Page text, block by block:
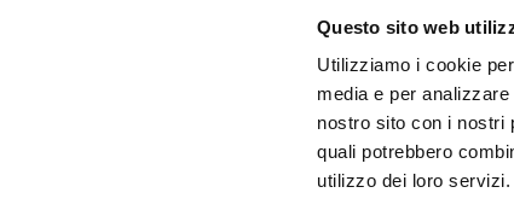
Questo sito web
Utilizziamo i cookie
media e per
nostro sito con i nostri
quali potrebbero
utilizzo dei loro servizi.
capitale sociale 10.000€
PEC: mikrotour @ legalmail.it
cookie policy